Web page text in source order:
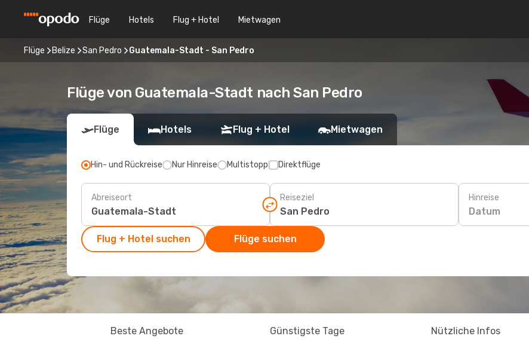
Flüge Hotels Flug + Hotel Mietwagen
Flüge Belize San Pedro Guatemala-Stadt - San Pedro
Flüge von Guatemala-Stadt nach San Pedro
Flüge Hotels Flug + Hotel Mietwagen
Hin- und Rückreise Nur Hinreise Multistopp Direktflüge
Abreiseort Reiseziel Hinreise
Datum
Flug + Hotel suchen Flüge suchen
Beste Angebote Günstigste Tage Nützliche Infos